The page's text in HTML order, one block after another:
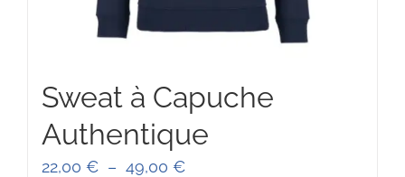
Sweat à Capuche
Authentique
22,00 € – 49,00 €Plage